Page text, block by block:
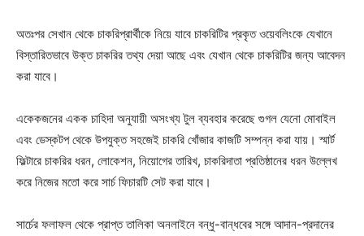
অতঃপর সেখান থেকে চাকরিপ্রার্থীকে নিয়ে যাবে চাকরিটির প্রকৃত ওয়েবলিংকে যেখানে
বিস্তারিতভাবে উক্ত চাকরির তথ্য দেয়া আছে এবং যেখান থেকে চাকরিটির জন্য আবেদন
করা যাবে।
একেকজনের একক চাহিদা অনুযায়ী অসংখ্য টুল ব্যবহার করেছে গুগল যেনো মোবাইল
এবং ডেস্কটপ থেকে উপযুক্ত সহজেই চাকরি খোঁজার কাজটি সম্পন্ন করা যায়। স্মার্ট
ফিল্টারে চাকরির ধরন, লোকেশন, নিয়োগের তারিখ, চাকরিদাতা প্রতিষ্ঠানের ধরন উল্লেখ
করে নিজের মতো করে সার্চ ফিচারটি সেট করা যাবে।
সার্চের ফলাফল থেকে প্রাপ্ত তালিকা অনলাইনে বন্ধু-বান্ধবের সঙ্গে আদান-প্রদানের